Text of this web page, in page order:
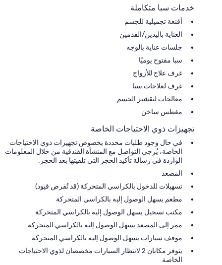
خدمات سبا متكاملة
أقنعة تجميلية للجسم
العناية باليدين/القدمين
جلسات عناية بالوجه
سبا مفتوح يوميًا
غرف علاج للأزواج
غرف لعلاجات سبا
معالجات لتقشير الجسم
مغطس ساخن
تجهيزات ذوي الاحتياجات الخاصة
في حال وجود طلبات محددة بخصوص تجهيزات ذوي الاحتياجات
الخاصة، يُرجى التواصل مع المنشأة الفندقية من خلال المعلومات
الواردة في رسالة تأكيد الحجز التي تلقيتها بعد الحجز.
المصعد
تسهيلات للدخول بالكراسي المتحركة (قد تُفرض قيود)
مطعم يسهل الوصول إليه بالكراسي المتحركة
مكتب تسجيل يسهل الوصول إليه بالكراسي المتحركة
ممر إلى المصعد يسهل الوصول إليه بالكراسي المتحركة
موقف سيارات يسهل الوصول إليه بالكراسي المتحركة
يتوفر مكانان 2 لانتظار السيارات مخصصان لذوي الاحتياجات
الخاصة